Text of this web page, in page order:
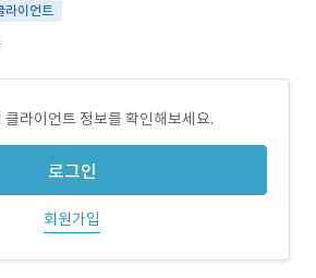
라이언트
클라이언트 정보를 확인해보세요.
로그인
회원가입